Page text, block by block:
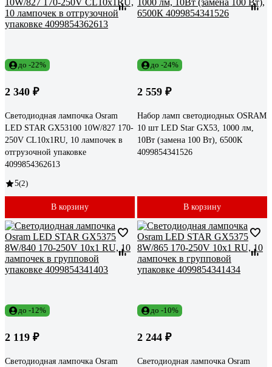
до -22%
2 340 ₽
Светодиодная лампочка Osram
LED STAR GX53100 10W/827 170-
250V CL10x1RU, 10 лампочек в
отгрузочной упаковке
4099854362613
5(2)
В корзину
до -24%
2 559 ₽
Набор ламп светодиодных OSRAM
10 шт LED Star GX53, 1000 лм,
10Вт (замена 100 Вт), 6500К
4099854341526
В корзину
до -12%
2 119 ₽
Светодиодная лампочка Osram
до -10%
2 244 ₽
Светодиодная лампочка Osram